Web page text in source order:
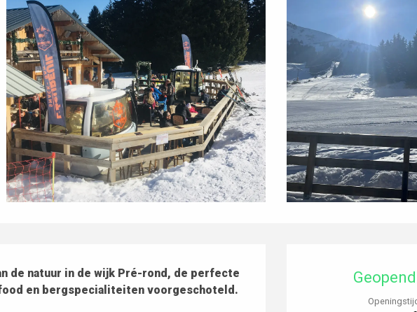
de natuur in de wijk Pré-rond, de perfecte
en bergspecialiteiten voorgeschoteld.